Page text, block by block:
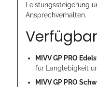
Leistungssteigerung
Ansprechverhalten.
MIVV GP PRO
für Langlebigkeit
MIVV GP PRO